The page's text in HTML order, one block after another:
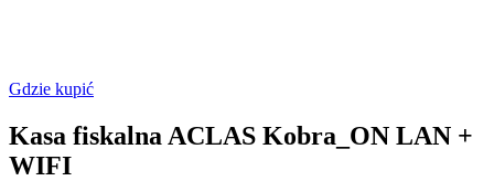
Gdzie kupić
Kasa fiskalna ACLAS Kobra_ON LAN +
WIFI